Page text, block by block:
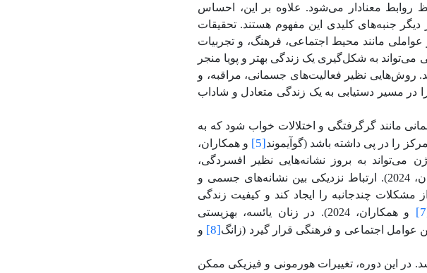
روابط معنادار می‌شود. علاوه بر این، احساس
جنبه‌های کلیدی این مفهوم هستند. تحقیقات
مانند محیط اجتماعی، فرهنگ، و تجربیات
می‌تواند به شکل‌گیری یک زندگی بهتر و پویا منجر
روش‌هایی نظیر فعالیت‌های جسمانی، مراقبه، و
در مسیر دستیابی به یک زندگی متعادل و شاداب
مانند گرگرفتگی و اختلالات خواب شود که به
را در پی داشته باشد (گوآیموند[5] و همکاران،
می‌تواند به بروز نشانه‌هایی نظیر افسردگی،
و همکاران، 2024). ارتباط نزدیکی بین نشانه‌های جسمی و
مشکلات چندجانبه را ایجاد کند و کیفیت زندگی
و همکاران، 2024). در زنان یائسه، بهزیستی
عوامل اجتماعی و فرهنگی قرار گیرد (زانگ[8] و
در این دوره، تغییرات هورمونی و فیزیکی ممکن